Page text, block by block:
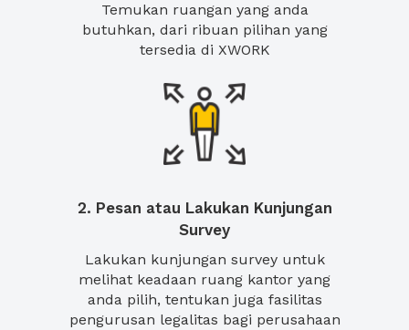
Temukan ruangan yang anda
butuhkan, dari ribuan pilihan yang
tersedia di XWORK
2. Pesan atau Lakukan Kunjungan
Survey
Lakukan kunjungan survey untuk
melihat keadaan ruang kantor yang
anda pilih, tentukan juga fasilitas
pengurusan legalitas bagi perusahaan